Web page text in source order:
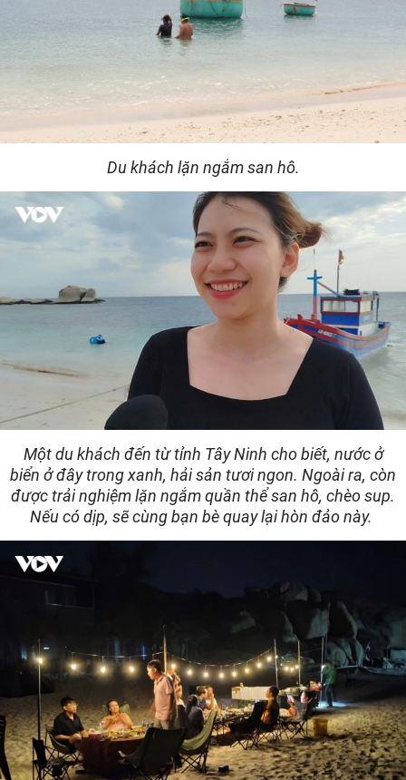
Du khách lặn ngắm san hô.
Một du khách đến từ tỉnh Tây Ninh cho biết, nước ở
biển ở đây trong xanh, hải sản tươi ngon. Ngoài ra, còn
được trải nghiệm lặn ngắm quần thể san hô, chèo sup.
Nếu có dịp, sẽ cùng bạn bè quay lại hòn đảo này.